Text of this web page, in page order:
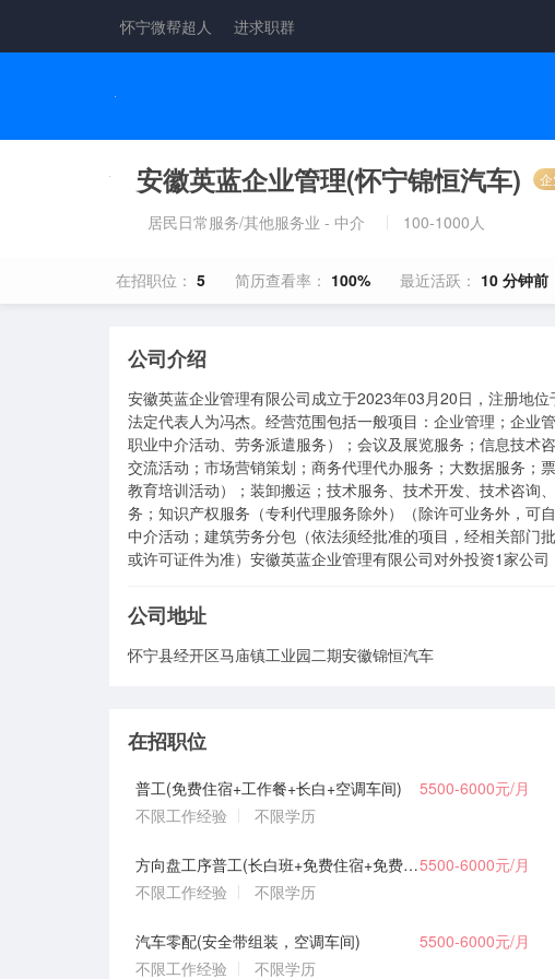
怀宁微帮超人 进求职群
安徽英蓝企业管理(怀宁锦恒汽车)
居民日常服务/其他服务业 - 中介 100-1000人
在招职位： 5 简历查看率： 100% 最近活跃： 10 分钟前
公司介绍
安徽英蓝企业管理有限公司成立于2023年03月20日，注册地
法定代表人为冯杰。经营范围包括一般项目：企业管理；企业
职业中介活动、劳务派遣服务）；会议及展览服务；信息技术
交流活动；市场营销策划；商务代理代办服务；大数据服务；
教育培训活动）；装卸搬运；技术服务、技术开发、技术咨询
务；知识产权服务（专利代理服务除外）（除许可业务外，可
中介活动；建筑劳务分包（依法须经批准的项目，经相关部门
或许可证件为准）安徽英蓝企业管理有限公司对外投资1家公司
公司地址
怀宁县经开区马庙镇工业园二期安徽锦恒汽车
在招职位
普工(免费住宿+工作餐+长白+空调车间)
5500-6000元/月
不限工作经验
不限学历
方向盘工序普工(长白班+免费住宿+免费工作餐)5500-6000元/月
不限工作经验
不限学历
汽车零配(安全带组装，空调车间)
5500-6000元/月
不限工作经验
不限学历